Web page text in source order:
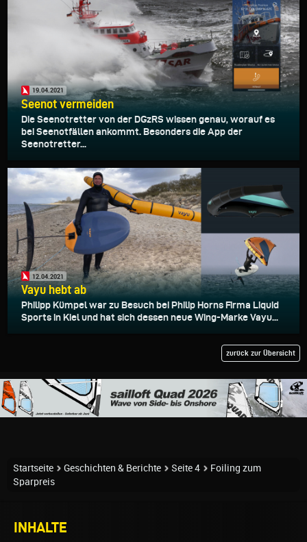
19.04.2021
Seenot vermeiden
Die Seenotretter von der DGzRS wissen genau, worauf es
bei Seenotfällen ankommt. Besonders die App der
Seenotretter...
12.04.2021
Vayu hebt ab
Philipp Kümpel war zu Besuch bei Philip Horns Firma Liquid
Sports in Kiel und hat sich dessen neue Wing-Marke Vayu...
zurück zur Übersicht
Startseite Geschichten & Berichte Seite 4
Foiling zum
Sparpreis
INHALTE